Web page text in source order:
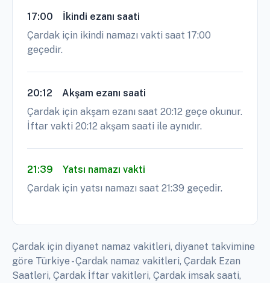
17:00
İkindi ezanı saati
Çardak için ikindi namazı vakti saat 17:00
geçedir.
20:12
Akşam ezanı saati
Çardak için akşam ezanı saat 20:12 geçe okunur.
İftar vakti 20:12 akşam saati ile aynıdır.
21:39
Yatsı namazı vakti
Çardak için yatsı namazı saat 21:39 geçedir.
Çardak için diyanet namaz vakitleri, diyanet takvimine
göre Türkiye - Çardak namaz vakitleri, Çardak Ezan
Saatleri, Çardak İftar vakitleri, Çardak imsak saati,